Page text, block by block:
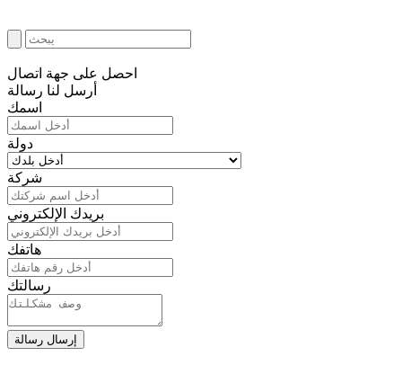
احصل على جهة اتصال
أرسل لنا رسالة
اسمك
دولة
شركة
بريدك الإلكتروني
هاتفك
رسالتك
إرسال رسالة